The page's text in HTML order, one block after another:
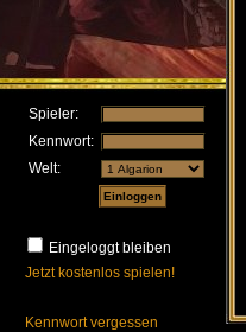
Spieler:
Kennwort:
Welt:
Eingeloggt bleiben
Jetzt kostenlos spielen!
Kennwort vergessen